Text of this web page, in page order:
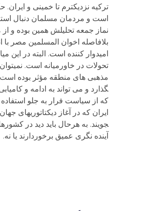
است و مردمان مسلمان دنبال
نماز جمعه تحلیلش همین بوده و
بلافاصله اخوان المسلمین مصر با
امیدوار کننده است. البته در
تحولات در خاورمیانه است.
گذارد و می تواند به ادامه و
که از سیاست فرار به جلو
جویند. به هرحال باید دید در
آینده نگری عمیق برخوردارند یا